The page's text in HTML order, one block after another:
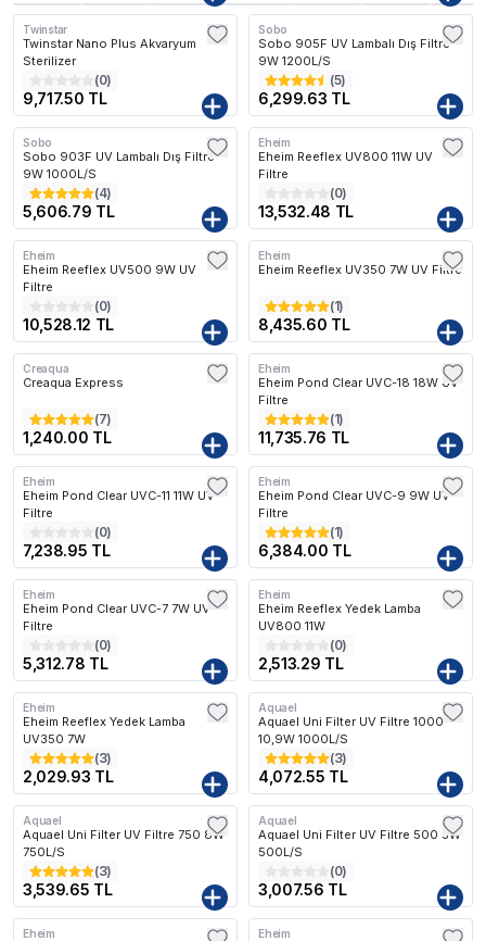
Twinstar
Twinstar Nano Plus Akvaryum
Sterilizer
(0)
9,717.50 TL
Kargo Bedava
Sobo
Sobo 905F UV Lambalı Dış Filtre
9W 1200L/S
(5)
6,299.63 TL
Kargo Bedava
Sobo
Sobo 903F UV Lambalı Dış Filtre
9W 1000L/S
(4)
5,606.79 TL
Kargo Bedava
Eheim
Eheim Reeflex UV800 11W UV
Filtre
(0)
13,532.48 TL
Kargo Bedava
Eheim
Eheim Reeflex UV500 9W UV
Filtre
(0)
10,528.12 TL
Kargo Bedava
Eheim
Eheim Reeflex UV350 7W UV Filtre
(1)
8,435.60 TL
Kargo Bedava
Creaqua
Creaqua Express
(7)
1,240.00 TL
Kargo Bedava
Eheim
Eheim Pond Clear UVC-18 18W UV
Filtre
(1)
11,735.76 TL
Kargo Bedava
Eheim
Eheim Pond Clear UVC-11 11W UV
Filtre
(0)
7,238.95 TL
Kargo Bedava
Eheim
Eheim Pond Clear UVC-9 9W UV
Filtre
(1)
6,384.00 TL
Kargo Bedava
Eheim
Eheim Pond Clear UVC-7 7W UV
Filtre
(0)
5,312.78 TL
Kargo Bedava
Eheim
Eheim Reeflex Yedek Lamba
UV800 11W
(0)
2,513.29 TL
Kargo Bedava
Eheim
Eheim Reeflex Yedek Lamba
UV350 7W
(3)
2,029.93 TL
Kargo Bedava
Aquael
Aquael Uni Filter UV Filtre 1000
10,9W 1000L/S
(3)
4,072.55 TL
Kargo Bedava
Aquael
Aquael Uni Filter UV Filtre 750 8W
750L/S
(3)
3,539.65 TL
Kargo Bedava
Aquael
Aquael Uni Filter UV Filtre 500 5W
500L/S
(0)
3,007.56 TL
Kargo Bedava
Eheim Kargo Bedava
Eheim